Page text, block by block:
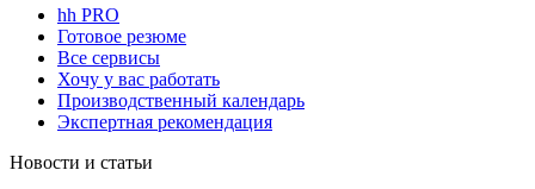
hh PRO
Готовое резюме
Все сервисы
Хочу у вас работать
Производственный календарь
Экспертная рекомендация
Новости и статьи